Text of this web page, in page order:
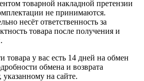
товарной накладной претензии
не принимаются.
несёт ответственность за
товара после получения и
товара у вас есть 14 дней на обмен
обмена и возврата
указанному на сайте.